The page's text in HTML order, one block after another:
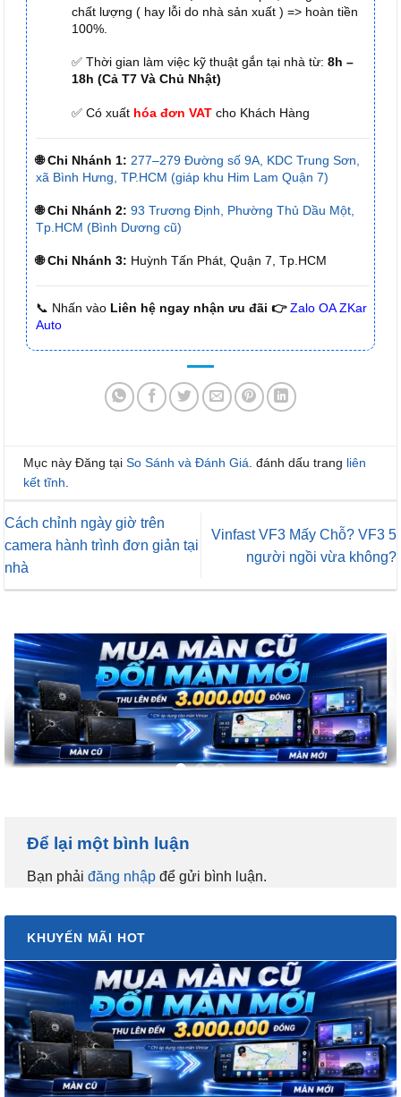
chất lượng ( hay lỗi do nhà sản xuất ) => hoàn tiền
100%.
✅ Thời gian làm việc kỹ thuật gắn tại nhà từ: 8h –
18h (Cả T7 Và Chủ Nhật)
✅ Có xuất hóa đơn VAT cho Khách Hàng
🌐 Chi Nhánh 1: 277–279 Đường số 9A, KDC Trung Sơn,
xã Bình Hưng, TP.HCM (giáp khu Him Lam Quận 7)
🌐 Chi Nhánh 2: 93 Trương Định, Phường Thủ Dầu Một,
Tp.HCM (Bình Dương cũ)
🌐 Chi Nhánh 3: Huỳnh Tấn Phát, Quận 7, Tp.HCM
📞 Nhấn vào Liên hệ ngay nhận ưu đãi 👉 Zalo OA ZKar
Auto
Mục này Đăng tại So Sánh và Đánh Giá . đánh dấu trang liên
kết tĩnh
Cách chỉnh ngày giờ trên
camera hành trình đơn giản tại
nhà
Vinfast VF3 Mấy Chỗ? VF3 5
người ngồi vừa không?
Để lại một bình luận
Bạn phải đăng nhập để gửi bình luận.
KHUYẾN MÃI HOT